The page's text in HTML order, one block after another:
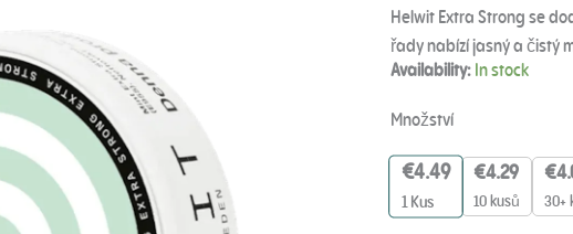
Helwit Extra Strong se
řady nabízí jasný a čistý
Availability:In stock
Množství
€4.49
1Kus
€4.29
10 kusů
€
30+
Helwit
Strong
7,5
mg
balení